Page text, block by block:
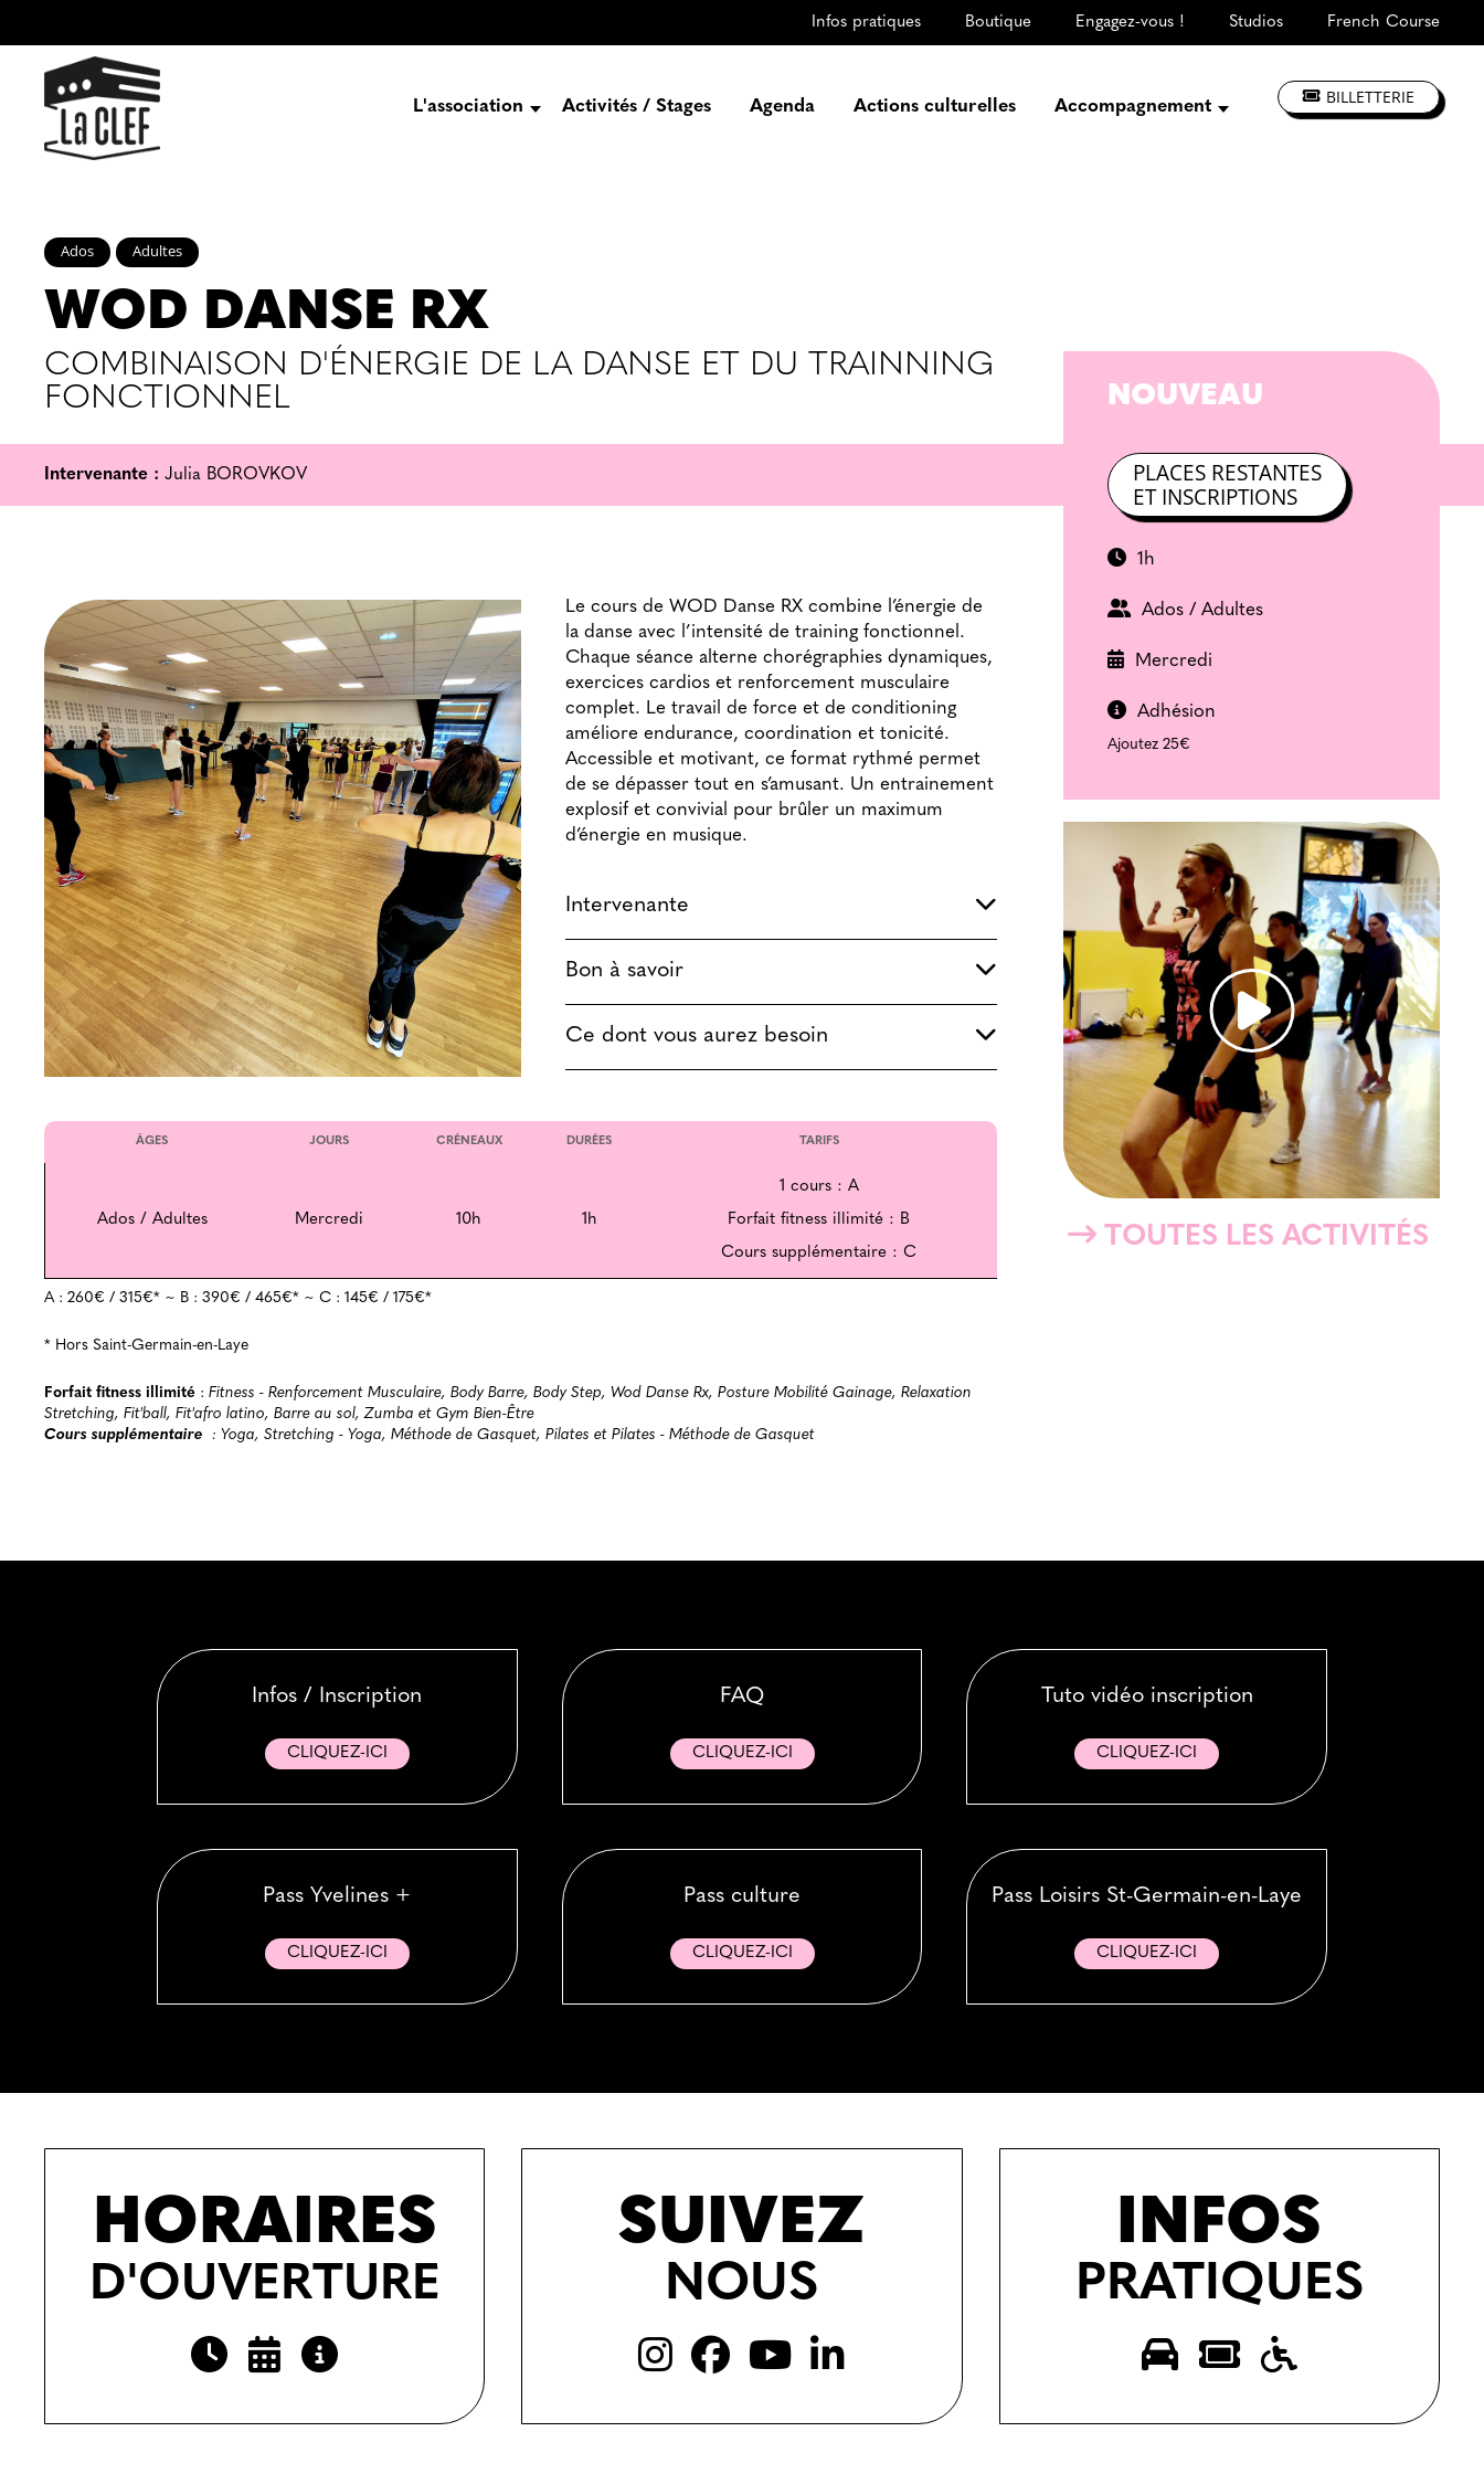
Infos pratiques Boutique Engagez-vous ! Studios French Course
L'association
Engagez-vous
Partenaires
Activités / Stages Agenda Actions culturelles Accompagnement BILLETTERIE
Ados Adultes
WOD DANSE RX
COMBINAISON D'ÉNERGIE DE LA DANSE ET DU TRAINNING
FONCTIONNEL
Intervenante : Julia BOROVKOV
Le cours de WOD Danse RX combine l’énergie de
la danse avec l’intensité de training fonctionnel.
Chaque séance alterne chorégraphies dynamiques,
exercices cardios et renforcement musculaire
complet. Le travail de force et de conditioning
améliore endurance, coordination et tonicité.
Accessible et motivant, ce format rythmé permet
de se dépasser tout en s’amusant. Un entrainement
explosif et convivial pour brûler un maximum
d’énergie en musique.
Intervenante
Bon à savoir
Ce dont vous aurez besoin
ÂGES JOURS CRÉNEAUX DURÉES TARIFS
Ados / Adultes Mercredi 10h 1h
1 cours : A
Forfait fitness illimité : B
Cours supplémentaire : C
A : 260€ / 315€* ~ B : 390€ / 465€* ~ C : 145€ / 175€*
* Hors Saint-Germain-en-Laye
Forfait fitness illimité : Fitness - Renforcement Musculaire, Body Barre, Body Step, Wod Danse Rx, Posture Mobilité Gainage, Relaxation
Stretching, Fit'ball, Fit'afro latino, Barre au sol, Zumba et Gym Bien-Être
Cours supplémentaire : Yoga, Stretching - Yoga, Méthode de Gasquet, Pilates et Pilates - Méthode de Gasquet
NOUVEAU
PLACES RESTANTES
ET INSCRIPTIONS
1h
Ados / Adultes
Mercredi
Adhésion
Ajoutez 25€
TOUTES LES ACTIVITÉS
Infos / Inscription
CLIQUEZ-ICI
FAQ
CLIQUEZ-ICI
Tuto vidéo inscription
CLIQUEZ-ICI
Pass Yvelines +
CLIQUEZ-ICI
Pass culture
CLIQUEZ-ICI
Pass Loisirs St-Germain-en-Laye
CLIQUEZ-ICI
HORAIRES
D'OUVERTURE
SUIVEZ
NOUS
INFOS
PRATIQUES